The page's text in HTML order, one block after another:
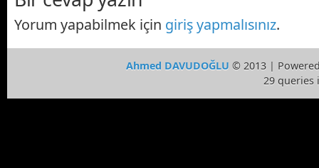
Yorum yapabilmek için giriş yapmalısınız.
Ahmed DAVUDOĞLU © 2013 |
29 queries